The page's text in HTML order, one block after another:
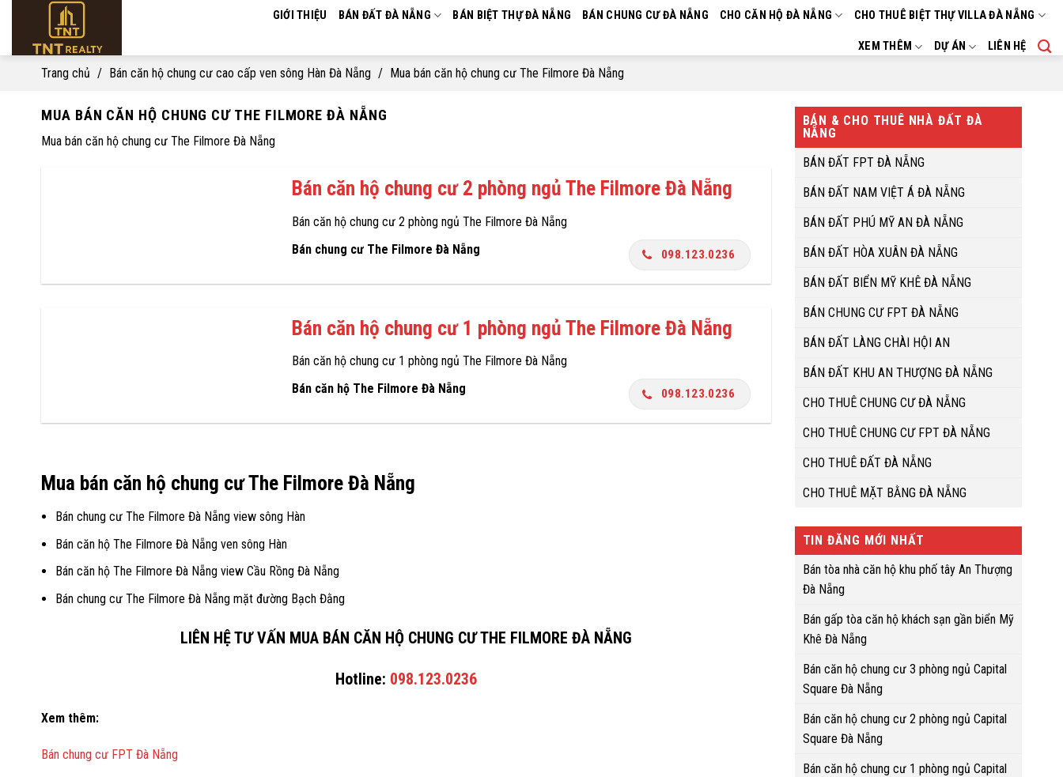
content
GIỚI THIỆU BÁN ĐẤT ĐÀ NẴNG BÁN BIỆT THỰ ĐÀ NẴNG BÁN CHUNG CƯ ĐÀ NẴNG CHO CĂN HỘ ĐÀ NẴNG CHO THUÊ BIỆT THỰ VILLA ĐÀ NẴNG
XEM THÊM DỰ ÁN LIÊN HỆ
Trang chủ / Bán căn hộ chung cư cao cấp ven sông Hàn Đà Nẵng / Mua bán căn hộ chung cư The Filmore Đà Nẵng
MUA BÁN CĂN HỘ CHUNG CƯ THE FILMORE ĐÀ NẴNG
Mua bán căn hộ chung cư The Filmore Đà Nẵng
Bán căn hộ chung cư 2 phòng ngủ The Filmore Đà Nẵng
Bán căn hộ chung cư 2 phòng ngủ The Filmore Đà Nẵng
Bán chung cư The Filmore Đà Nẵng
098.123.0236
Bán căn hộ chung cư 1 phòng ngủ The Filmore Đà Nẵng
Bán căn hộ chung cư 1 phòng ngủ The Filmore Đà Nẵng
Bán căn hộ The Filmore Đà Nẵng
098.123.0236
Mua bán căn hộ chung cư The Filmore Đà Nẵng
Bán chung cư The Filmore Đà Nẵng view sông Hàn
Bán căn hộ The Filmore Đà Nẵng ven sông Hàn
Bán căn hộ The Filmore Đà Nẵng view Cầu Rồng Đà Nẵng
Bán chung cư The Filmore Đà Nẵng mặt đường Bạch Đằng
LIÊN HỆ TƯ VẤN MUA BÁN CĂN HỘ CHUNG CƯ THE FILMORE ĐÀ NẴNG
Hotline: 098.123.0236
Xem thêm:
Bán chung cư FPT Đà Nẵng
BÁN & CHO THUÊ NHÀ ĐẤT ĐÀ
NẴNG
BÁN ĐẤT FPT ĐÀ NẴNG
BÁN ĐẤT NAM VIỆT Á ĐÀ NẴNG
BÁN ĐẤT PHÚ MỸ AN ĐÀ NẴNG
BÁN ĐẤT HÒA XUÂN ĐÀ NẴNG
BÁN ĐẤT BIỂN MỸ KHÊ ĐÀ NẴNG
BÁN CHUNG CƯ FPT ĐÀ NẴNG
BÁN ĐẤT LÀNG CHÀI HỘI AN
BÁN ĐẤT KHU AN THƯỢNG ĐÀ NẴNG
CHO THUÊ CHUNG CƯ ĐÀ NẴNG
CHO THUÊ CHUNG CƯ FPT ĐÀ NẴNG
CHO THUÊ ĐẤT ĐÀ NẴNG
CHO THUÊ MẶT BẰNG ĐÀ NẴNG
TIN ĐĂNG MỚI NHẤT
Bán tòa nhà căn hộ khu phố tây An Thượng
Đà Nẵng
Bán gấp tòa căn hộ khách sạn gần biển Mỹ
Khê Đà Nẵng
Bán căn hộ chung cư 3 phòng ngủ Capital
Square Đà Nẵng
Bán căn hộ chung cư 2 phòng ngủ Capital
Square Đà Nẵng
Bán căn hộ chung cư 1 phòng ngủ Capital